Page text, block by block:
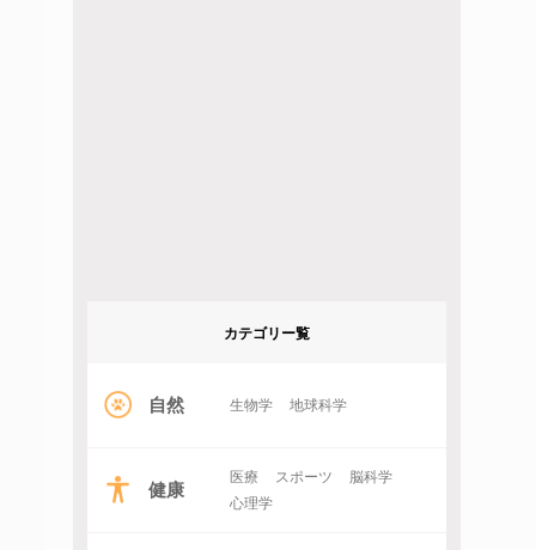
カテゴリー覧
自然 生物学 地球科学
健康 医療 スポーツ
脳科学
心理学